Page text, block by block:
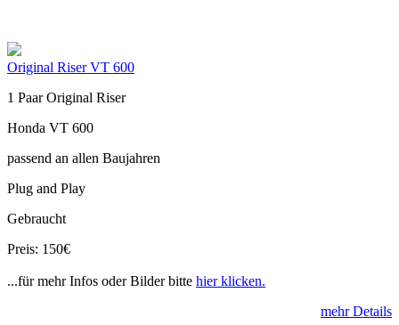
Original Riser VT 600
1 Paar Original Riser
Honda VT 600
passend an allen Baujahren
Plug and Play
Gebraucht
Preis: 150€
...für mehr Infos oder Bilder bitte hier klicken.
mehr Details